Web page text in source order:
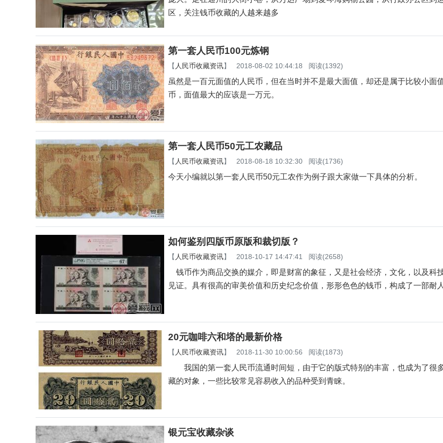
【收藏经典 2026-07-06 17:49:13 阅读(12)
庞大。走在通州的大街小巷，从万达广场到爱琴海购物公园，从行政办公区到
区，关注钱币收藏的人越来越多
第一套人民币100元炼钢
【 人民币收藏资讯 2018-08-02 10:44:18
币，面值最大的应该是一万元。
第一套人民币50元工农藏品
如何鉴别四版币原版和裁切版？
【人民币收藏资讯】 2018-10-17 14:47:41 阅读(2658)
见证。具有很高的审美价值和历史纪念价值，形形色色的钱币，构成了一部耐
20元咖啡六和塔的最新价格
【人民币收藏资讯】 2018-11-30 10:00:56 阅读(1873)
藏的对象，一些比较常见容易收入的品种受到青睐。